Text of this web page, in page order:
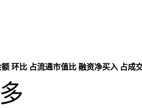
额 环比 占流通市值比 融资净买入 占成